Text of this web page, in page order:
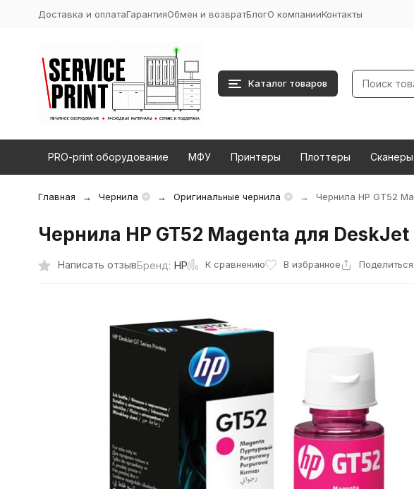
Доставка и оплатаГарантияОбмен и возвратБлогО компанииКонтакты
Каталог товаров
PRO-print оборудование МФУ Принтеры Плоттеры Сканеры
Главная Чернила Оригинальные чернила Чернила HP GT52
Чернила HP GT52 Magenta для
Написать отзывБренд: HP К сравнению В избранное Поделиться